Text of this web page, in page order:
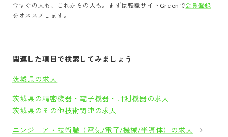
今すぐの人も、これからの人も。まずは転職サイトGreenで会員登録
をオススメします。
関連した項目で検索してみましょう
茨城県の求人
茨城県の精密機器・電子機器・計測機器の求人
茨城県のその他技術関連の求人
エンジニア・技術職（電気/電子/機械/半導体）の求人